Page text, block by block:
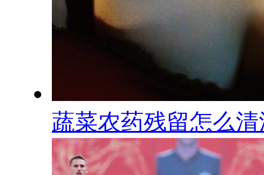
蔬菜农药残留怎么清